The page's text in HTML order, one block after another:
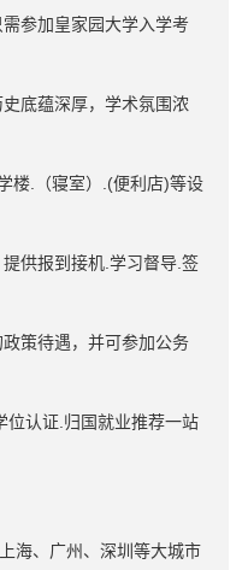
参加皇家园大学入学考
底蕴深厚，学术氛围浓
楼.（寝室）.(便利店)等设
供报到接机.学习督导.签
策待遇，并可参加公务
位认证.归国就业推荐一站
海、广州、深圳等大城市